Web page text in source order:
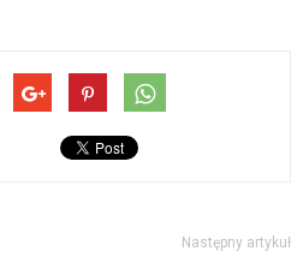
Następny artykuł